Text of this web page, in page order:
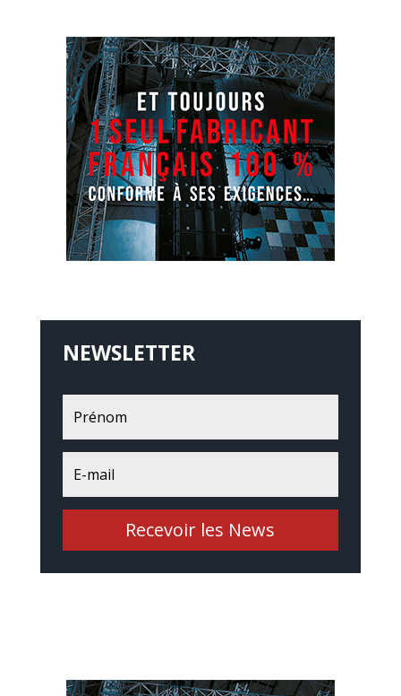
NEWSLETTER
Recevoir les News